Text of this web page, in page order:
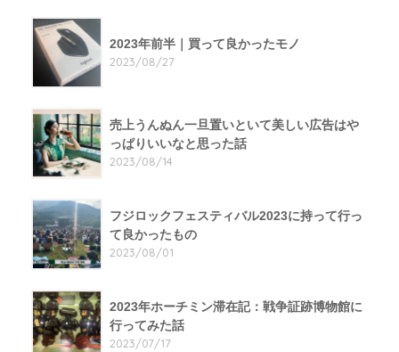
2023年前半｜買って良かったモノ
2023/08/27
売上うんぬん一旦置いといて美しい広告はや
っぱりいいなと思った話
2023/08/14
フジロックフェスティバル2023に持って行っ
て良かったもの
2023/08/01
2023年ホーチミン滞在記：戦争証跡博物館に
行ってみた話
2023/07/17